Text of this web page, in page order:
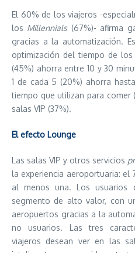
El 60% de los viajeros -
los Millennials (67%)- afirma
gracias a la automatización.
optimización del tiempo de
(45%) ahorra entre 10 y 30
1 de cada 5 (20%) ahorra
tiempo que utilizan para comer
salas VIP (37%).
El efecto Lounge
Las salas VIP y otros servicios
la experiencia aeroportuaria: el
al menos una. Los usuarios
segmento de alto valor, con
aeropuertos gracias a la
no usuarios. Las tres
viajeros desean ver en las